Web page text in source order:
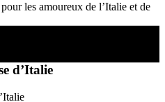
les amoureux de l’Italie et de
d’Italie